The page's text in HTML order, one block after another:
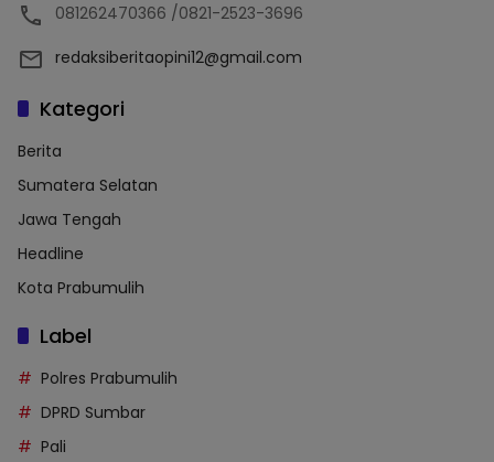
081262470366 /0821-2523-3696
redaksiberitaopini12@gmail.com
Kategori
Berita
Sumatera Selatan
Jawa Tengah
Headline
Kota Prabumulih
Label
Polres Prabumulih
DPRD Sumbar
Pali